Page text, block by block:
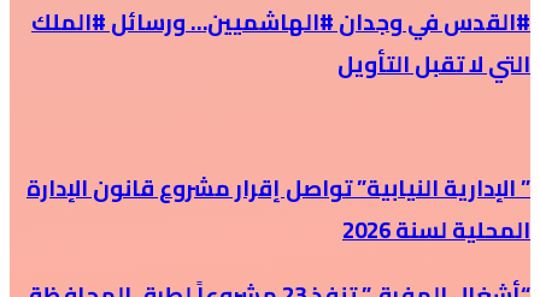
#القدس في وجدان #الهاشميين… ورسائل #الملك
التي لا تقبل التأويل
” الإدارية النيابية” تواصل إقرار مشروع قانون الإدارة
المحلية لسنة 2026